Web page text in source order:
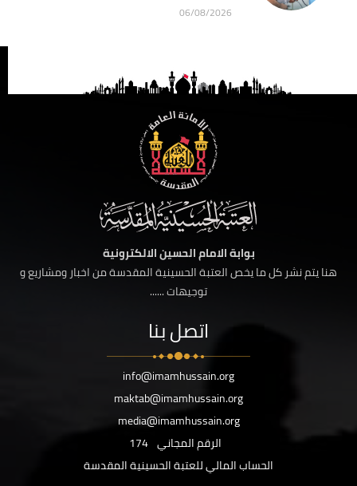
06/08/2026
بوابة الامام الحسين الالكترونية
هنا يتم نشر كل ما يخص العتبة الحسينية المقدسة من اخبار ومشاريع و
توجيهات ......
اتصل بنا
info@imamhussain.org
maktab@imamhussain.org
media@imamhussain.org
الرقم المجاني 174
الحساب المالي للعتبة الحسينية المقدسة